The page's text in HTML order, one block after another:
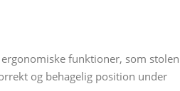
funktioner, som stolen
og behagelig position under